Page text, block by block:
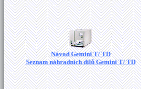
Návod Gemini T/ TD
Seznam náhradních dílů Gemini T/ TD